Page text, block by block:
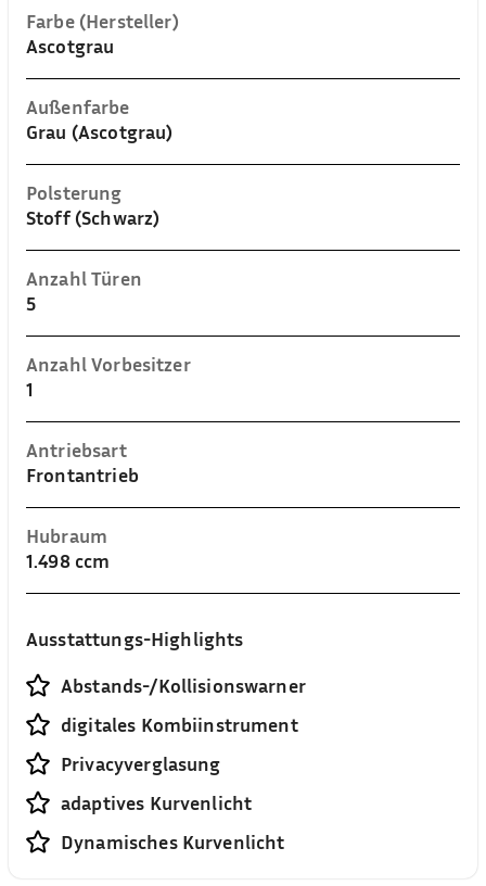
Farbe (Hersteller)
Ascotgrau
Außenfarbe
Grau (Ascotgrau)
Polsterung
Stoff (Schwarz)
Anzahl Türen
5
Anzahl Vorbesitzer
1
Antriebsart
Frontantrieb
Hubraum
1.498 ccm
Ausstattungs-Highlights
Abstands-/Kollisionswarner
digitales Kombiinstrument
Privacyverglasung
adaptives Kurvenlicht
Dynamisches Kurvenlicht